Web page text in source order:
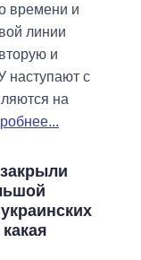
времени и
линии
и
наступают с
на